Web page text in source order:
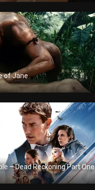
of Jane
– Dead Reckoning Part One